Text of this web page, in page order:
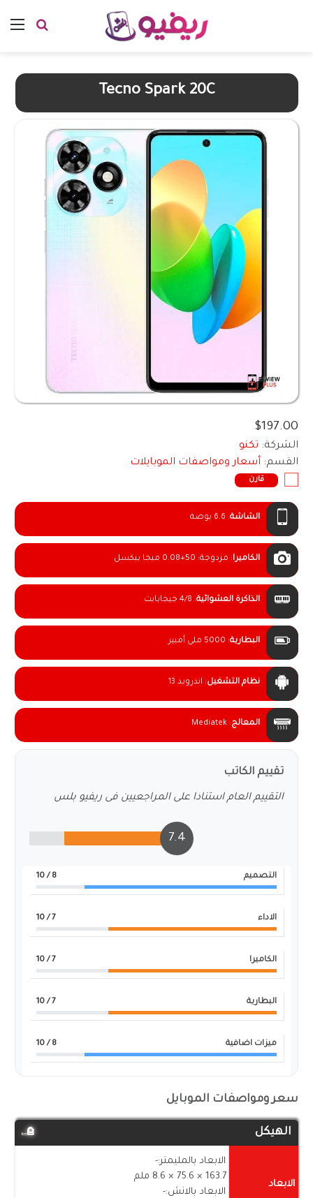
بحث
Tecno Spark 20C
$197.00
الشركة: تكنو
القسم: أسعار ومواصفات الموبايلات
قارن
الشاشة: 6.6 بوصة
الكاميرا: مزدوجة: 50+0.08 ميجا بيكسل
الذاكرة العشوائية: 4/8 جيجابايت
البطارية: 5000 ملى أمبير
نظام التشغيل: اندرويد 13
المعالج:
Mediatek
تقييم الكاتب
التقييم العام استنادا على المراجعيين فى ريفيو بلس
7.4
التصميم 8
/ 10
الاداء 7
/ 10
الكاميرا 7
/ 10
البطارية 7
/ 10
ميزات اضافية 8
/ 10
سعر ومواصفات الموبايل
الهيكل
الابعاد
الابعاد بالمليمتر:-
163.7 × 75.6 × 8.6 ملم
الابعاد بالانش:-